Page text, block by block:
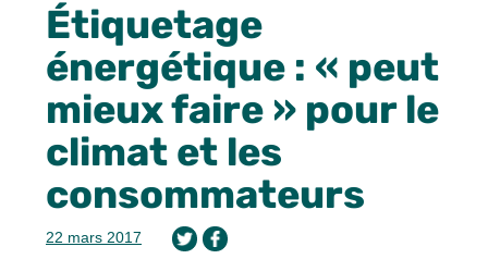
Étiquetage
énergétique : « peut
mieux faire » pour le
climat et les
consommateurs
22 mars 2017